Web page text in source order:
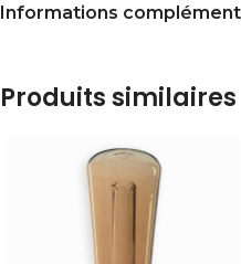
Informations
Produits similaires